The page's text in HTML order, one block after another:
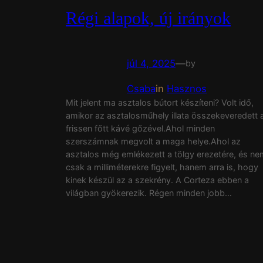
Régi alapok, új irányok
júl 4, 2025—by
Csabain Hasznos
Mit jelent ma asztalos bútort készíteni? Volt idő,
amikor az asztalosműhely illata összekeveredett
frissen főtt kávé gőzével.Ahol minden
szerszámnak megvolt a maga helye.Ahol az
asztalos még emlékezett a tölgy erezetére, és
csak a milliméterekre figyelt, hanem arra is, hogy
kinek készül az a szekrény. A Corteza ebben a
világban gyökerezik. Régen minden jobb…